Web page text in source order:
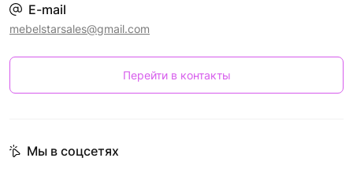
E-mail
mebelstarsales@gmail.com
Перейти в контакты
Мы в соцсетях